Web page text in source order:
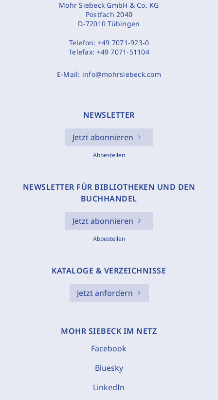
Mohr Siebeck GmbH & Co. KG
Postfach 2040
D-72010 Tübingen
Telefon: +49 7071-923-0
Telefax:+49 7071-51104
E-Mail: info@mohrsiebeck.com
NEWSLETTER
Jetzt abonnieren
Abbestellen
NEWSLETTER FÜR BIBLIOTHEKEN UND DEN
BUCHHANDEL
Jetzt abonnieren
Abbestellen
KATALOGE & VERZEICHNISSE
Jetzt anfordern
MOHR SIEBECK IM NETZ
Facebook
Bluesky
LinkedIn